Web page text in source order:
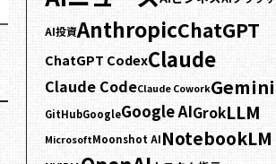
AI投資AnthropicChatGPT
ChatGPT CodexClaude
Claude CodeClaude CoworkGemini
GitHubGoogleGoogle AIGrokLLM
MicrosoftMoonshot AINotebookLM